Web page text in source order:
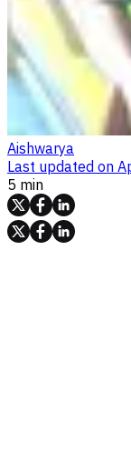
Aishwarya
Last updated on
5 min